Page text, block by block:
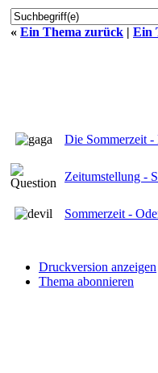
« Ein Thema zurück | Ein
Die Sommerzeit
Zeitumstellung -
Sommerzeit -
Druckversion anzeigen
Thema abonnieren